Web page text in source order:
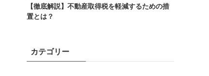
【徹底解説】不動産取得税を軽減するための措
置とは？
カテゴリー